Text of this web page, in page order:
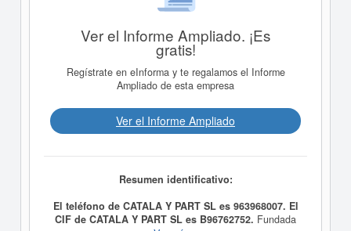
Ver el Informe Ampliado. ¡Es
gratis!
Regístrate en eInforma y te regalamos el Informe
Ampliado de esta empresa
Ver el Informe Ampliado
Resumen identificativo:
El teléfono de CATALA Y PART SL es 963968007. El
CIF de CATALA Y PART SL es B96762752. Fundada